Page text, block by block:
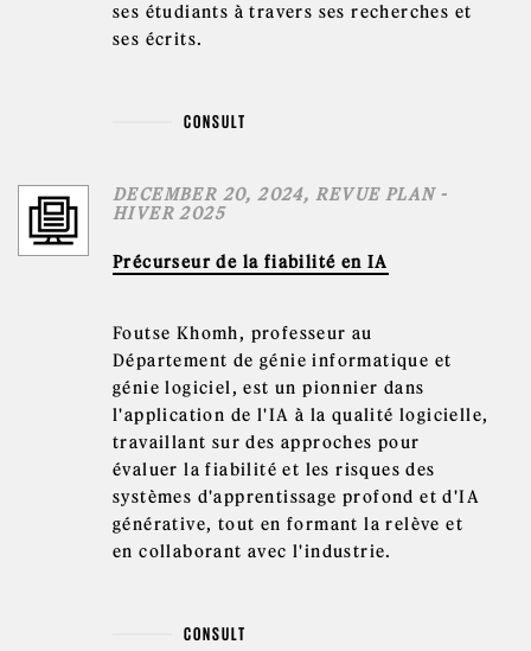
ses étudiants à travers ses recherches et
ses écrits.
CONSULT
DECEMBER 20, 2024, REVUE PLAN -
HIVER 2025
Précurseur de la fiabilité en IA
Foutse Khomh, professeur au
Département de génie informatique et
génie logiciel, est un pionnier dans
l'application de l'IA à la qualité logicielle,
travaillant sur des approches pour
évaluer la fiabilité et les risques des
systèmes d'apprentissage profond et d'IA
générative, tout en formant la relève et
en collaborant avec l'industrie.
CONSULT